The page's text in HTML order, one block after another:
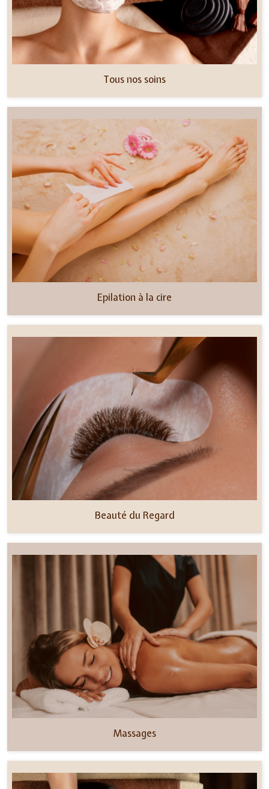
Tous nos soins
Epilation à la cire
Beauté du Regard
Massages